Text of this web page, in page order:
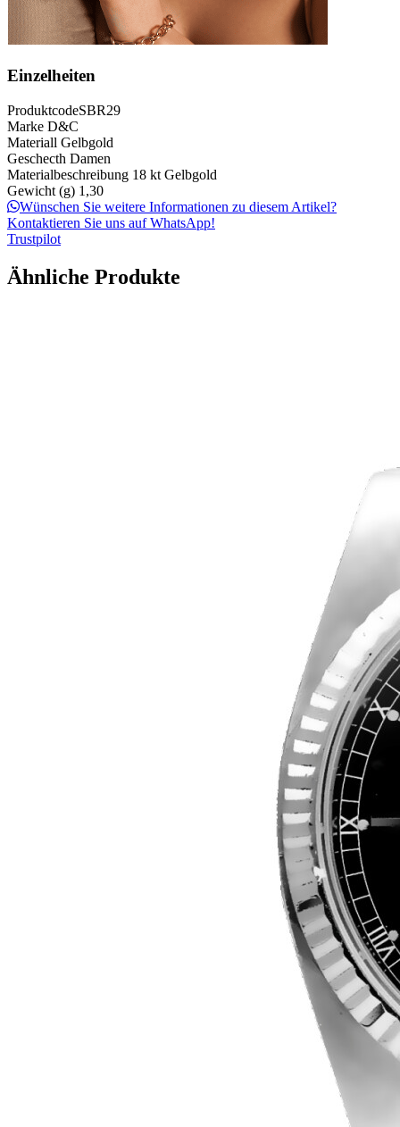
Einzelheiten
ProduktcodeSBR29
Marke D&C
Materiall Gelbgold
Geschecth Damen
Materialbeschreibung 18 kt Gelbgold
Gewicht (g) 1,30
Wünschen Sie weitere Informationen zu diesem Artikel?
Kontaktieren Sie uns auf WhatsApp!
Trustpilot
Ähnliche Produkte